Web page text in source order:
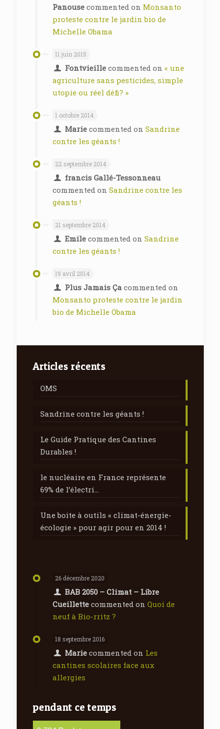
Panousecommented on Monsanto
proteste contre le jardin bio de
Michelle Obama
11 juin 2015
Fontvieillecommented on « une
agriculture sans pesticides, simple
utopie ou réel défi? »
1 octobre 2014
Mariecommented on Sandrine
contre les géants !
22 septembre 2014
francis Gallé-Tessonneau
commented on Sandrine contre les
géants !
21 septembre 2014
Emilecommented on Sandrine
contre les géants !
19 avril 2014
Plus Jamais Çacommented on
Monsanto proteste contre le jardin
bio de Michelle Obama
Articles récents
OMS
Sandrine contre les géants !
Le Guide Pratique des Cantines
Durables !
le nucléaire en France représente
69% de l’électri…
Une boite à outils « climat-énergie-
écologie » pour agir pour en 2014 !
26 décembre 2020
BAB 2050 – Climat – Libre
Cueillettecommented on Quoi de
neuf à Bio-rritz ?
18 septembre 2016
Mariecommented on Les
cantines scolaires face aux
allergies
pendant ce temps